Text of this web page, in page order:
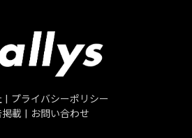
プライバシーポリシー
掲載
お問い合わせ